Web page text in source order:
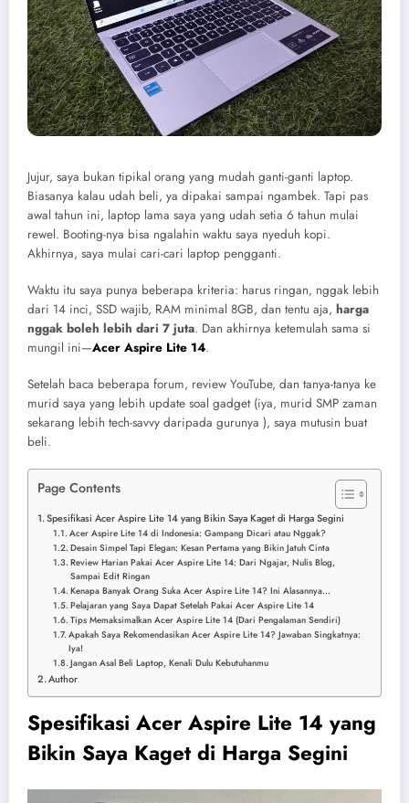
Jujur, saya bukan tipikal orang yang mudah ganti-ganti laptop.
Biasanya kalau udah beli, ya dipakai sampai ngambek. Tapi pas
awal tahun ini, laptop lama saya yang udah setia 6 tahun mulai
rewel. Booting-nya bisa ngalahin waktu saya nyeduh kopi.
Akhirnya, saya mulai cari-cari laptop pengganti.
Waktu itu saya punya beberapa kriteria: harus ringan, nggak lebih
dari 14 inci, SSD wajib, RAM minimal 8GB, dan tentu aja, harga
nggak boleh lebih dari 7 juta. Dan akhirnya ketemulah sama si
mungil ini—Acer Aspire Lite 14.
Setelah baca beberapa forum, review YouTube, dan tanya-tanya ke
murid saya yang lebih update soal gadget (iya, murid SMP zaman
sekarang lebih tech-savvy daripada gurunya ), saya mutusin buat
beli.
Page Contents
Spesifikasi Acer Aspire Lite 14 yang Bikin Saya Kaget di Harga Segini
Acer Aspire Lite 14 di Indonesia: Gampang Dicari atau Nggak?
Desain Simpel Tapi Elegan: Kesan Pertama yang Bikin Jatuh Cinta
Review Harian Pakai Acer Aspire Lite 14: Dari Ngajar, Nulis Blog,
Sampai Edit Ringan
Kenapa Banyak Orang Suka Acer Aspire Lite 14? Ini Alasannya…
Pelajaran yang Saya Dapat Setelah Pakai Acer Aspire Lite 14
Tips Memaksimalkan Acer Aspire Lite 14 (Dari Pengalaman Sendiri)
Apakah Saya Rekomendasikan Acer Aspire Lite 14? Jawaban Singkatnya:
Iya!
Jangan Asal Beli Laptop, Kenali Dulu Kebutuhanmu
Author
Spesifikasi Acer Aspire Lite 14 yang
Bikin Saya Kaget di Harga Segini